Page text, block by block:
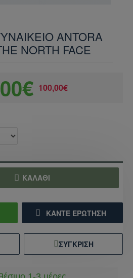
ANTORA
NORTH FACE
100,00€
ΚΑΛΆΘΙ
ΚΆΝΤΕ ΕΡΏΤΗΣΗ
ΣΎΓΚΡΙΣΗ